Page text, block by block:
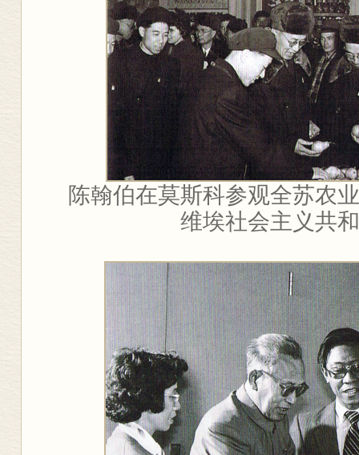
陈翰伯在莫斯科参观全苏农
维埃社会主义共